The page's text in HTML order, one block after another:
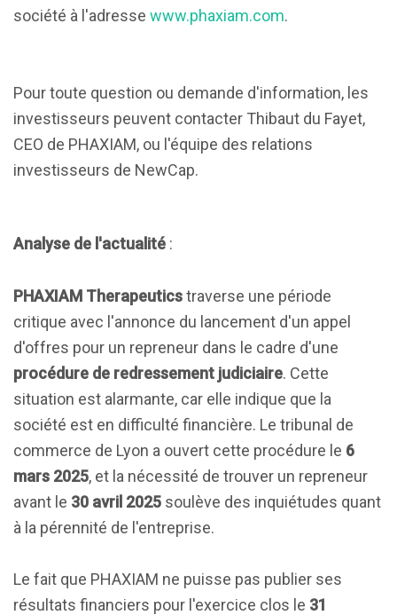
société à l'adresse www.phaxiam.com.
Pour toute question ou demande d'information, les
investisseurs peuvent contacter Thibaut du Fayet,
CEO de PHAXIAM, ou l'équipe des relations
investisseurs de NewCap.
Analyse de l'actualité :
PHAXIAM Therapeuticstraverse une période
critique avec l'annonce du lancement d'un appel
d'offres pour un repreneur dans le cadre d'une
procédure de redressement judiciaire. Cette
situation est alarmante, car elle indique que la
société est en difficulté financière. Le tribunal de
commerce de Lyon a ouvert cette procédure le 6
mars 2025, et la nécessité de trouver un repreneur
avant le 30 avril 2025 soulève des inquiétudes quant
à la pérennité de l'entreprise.
Le fait que PHAXIAM ne puisse pas publier ses
résultats financiers pour l'exercice clos le 31